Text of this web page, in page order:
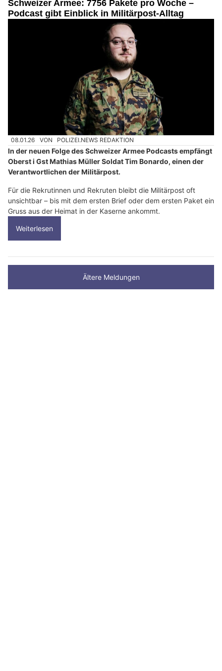
Schweizer Armee: 7756 Pakete pro Woche –
Podcast gibt Einblick in Militärpost-Alltag
08.01.26 VON POLIZEI.NEWS REDAKTION
In der neuen Folge des Schweizer Armee Podcasts empfängt
Oberst i Gst Mathias Müller Soldat Tim Bonardo, einen der
Verantwortlichen der Militärpost.
Für die Rekrutinnen und Rekruten bleibt die Militärpost oft
unsichtbar – bis mit dem ersten Brief oder dem ersten Paket ein
Gruss aus der Heimat in der Kaserne ankommt.
Weiterlesen
Ältere Meldungen